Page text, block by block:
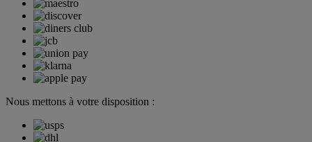
Nous mettons à votre disposition :